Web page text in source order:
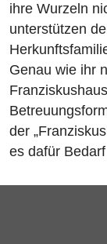
ihre Wurzeln
unterstützen
Genau wie ihr
der
es dafür